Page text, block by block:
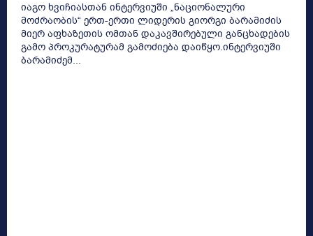
იაგო ხვიჩიასთან ინტერვიუში „ნაციონალური
მოძრაობის“ ერთ-ერთი ლიდერის გიორგი ბარამიძის
მიერ აფხაზეთის ომთან დაკავშირებული განცხადების
გამო პროკურატურამ გამოძიება დაიწყო.ინტერვიუში
ბარამიძემ...